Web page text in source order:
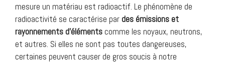
mesure un matériau est radioactif. Le phénomène de
radioactivité se caractérise par des émissions et
rayonnements d’éléments comme les noyaux, neutrons,
et autres. Si elles ne sont pas toutes dangereuses,
certaines peuvent causer de gros soucis à notre